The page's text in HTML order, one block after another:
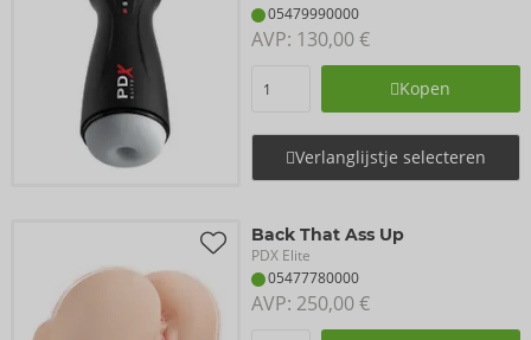
05479990000
AVP: 130,00 €
Kopen
Verlanglijstje selecteren
Back That Ass Up
PDX Elite
05477780000
AVP: 250,00 €